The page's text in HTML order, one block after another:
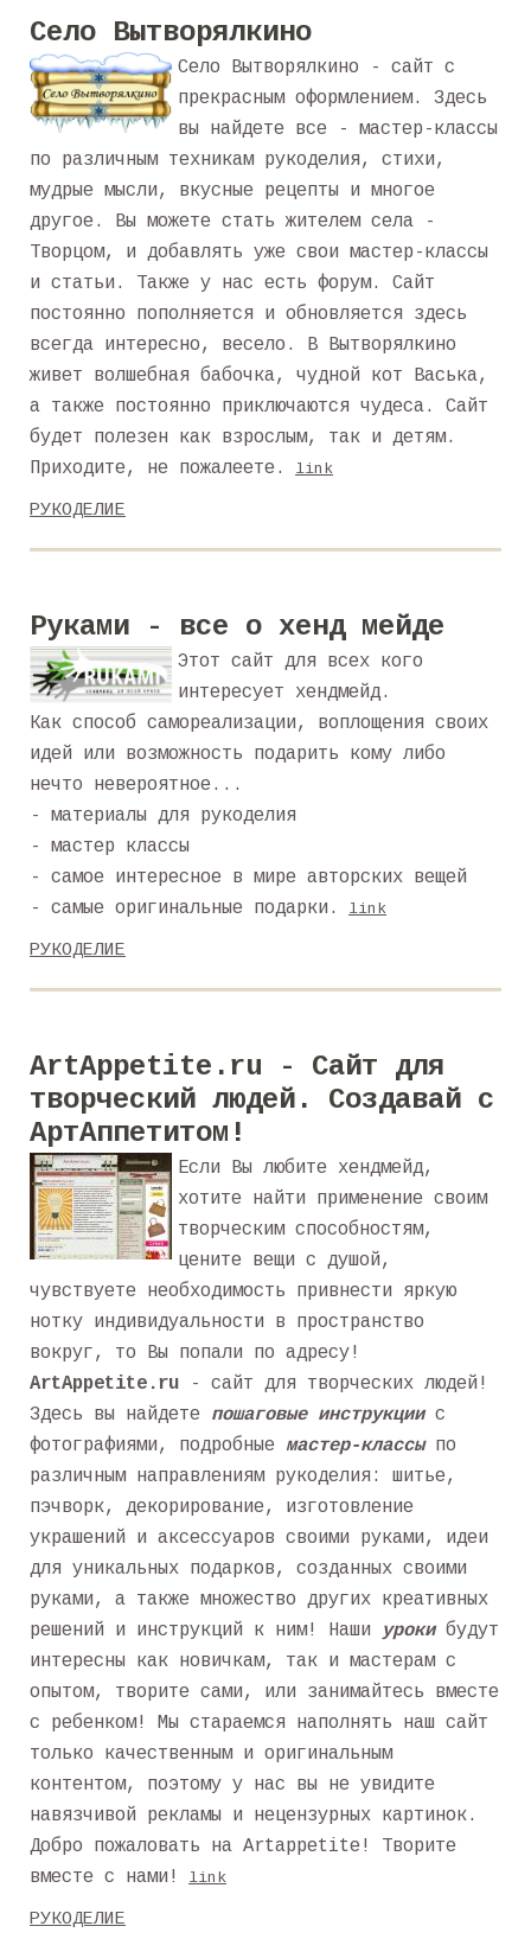
Село Вытворялкино
Село Вытворялкино - сайт с
прекрасным оформлением. Здесь
вы найдете все - мастер-классы
по различным техникам рукоделия, стихи,
мудрые мысли, вкусные рецепты и многое
другое. Вы можете стать жителем села -
Творцом, и добавлять уже свои мастер-классы
и статьи. Также у нас есть форум. Сайт
постоянно пополняется и обновляется здесь
всегда интересно, весело. В Вытворялкино
живет волшебная бабочка, чудной кот Васька,
а также постоянно приключаются чудеса. Сайт
будет полезен как взрослым, так и детям.
Приходите, не пожалеете.
link
РУКОДЕЛИЕ
Руками - все о хенд мейде
Этот сайт для всех кого
интересует хендмейд.
Как способ самореализации, воплощения своих
идей или возможность подарить кому либо
нечто невероятное...
- материалы для рукоделия
- мастер классы
- самое интересное в мире авторских вещей
- самые оригинальные подарки.
link
РУКОДЕЛИЕ
ArtAppetite.ru - Сайт для
творческий людей. Создавай с
АртАппетитом!
Если Вы любите хендмейд,
хотите найти применение своим
творческим способностям,
цените вещи с душой,
чувствуете необходимость привнести яркую
нотку индивидуальности в пространство
вокруг, то Вы попали по адресу!
ArtAppetite.ru - сайт для творческих людей!
Здесь вы найдете пошаговые инструкциис
фотографиями, подробные мастер-классыпо
различным направлениям рукоделия: шитье,
пэчворк, декорирование, изготовление
украшений и аксессуаров своими руками, идеи
для уникальных подарков, созданных своими
руками, а также множество других креативных
решений и инструкций к ним! Наши
урокибудут
интересны как новичкам, так и мастерам с
опытом, творите сами, или занимайтесь вместе
с ребенком! Мы стараемся наполнять наш сайт
только качественным и оригинальным
контентом, поэтому у нас вы не увидите
навязчивой рекламы и нецензурных картинок.
Добро пожаловать на Artappetite! Творите
вместе с нами!
link
РУКОДЕЛИЕ